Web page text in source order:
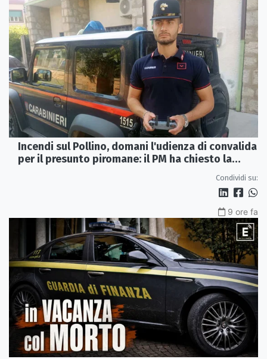
Incendi sul Pollino, domani l'udienza di convalida
per il presunto piromane: il PM ha chiesto la
Condividi su:
9 ore fa